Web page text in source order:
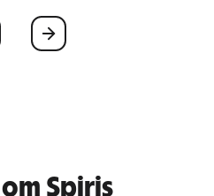
Nästa
Spiris